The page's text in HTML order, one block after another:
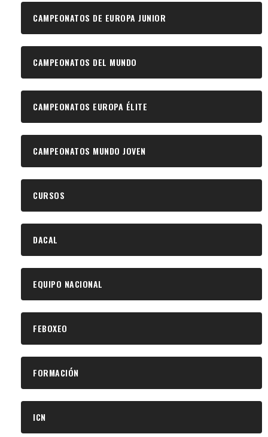
CAMPEONATOS DE EUROPA JUNIOR
CAMPEONATOS DEL MUNDO
CAMPEONATOS EUROPA ÉLITE
CAMPEONATOS MUNDO JOVEN
CURSOS
DACAL
EQUIPO NACIONAL
FEBOXEO
FORMACIÓN
ICN